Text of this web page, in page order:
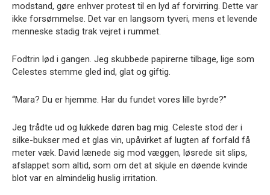
modstand, gøre enhver protest til en lyd af forvirring. Dette var
ikke forsømmelse. Det var en langsom tyveri, mens et levende
menneske stadig trak vejret i rummet.
Fodtrin lød i gangen. Jeg skubbede papirerne tilbage, lige som
Celestes stemme gled ind, glat og giftig.
“Mara? Du er hjemme. Har du fundet vores lille byrde?”
Jeg trådte ud og lukkede døren bag mig. Celeste stod der i
silke-bukser med et glas vin, upåvirket af lugten af forfald få
meter væk. David lænede sig mod væggen, løsrede sit slips,
afslappet som altid, som om det at skjule en døende kvinde
blot var en almindelig huslig irritation.